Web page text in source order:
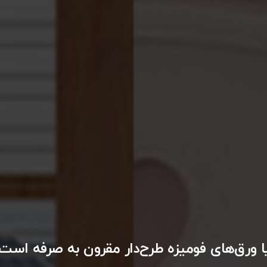
ورق‌های فومیزه طرح‌دار مقرون به صرفه